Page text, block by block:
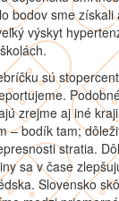
bodov sme získali
výskyt
sú
zrejme aj iné
– bodík tam;
stratia.
sa v čase
Slovensko